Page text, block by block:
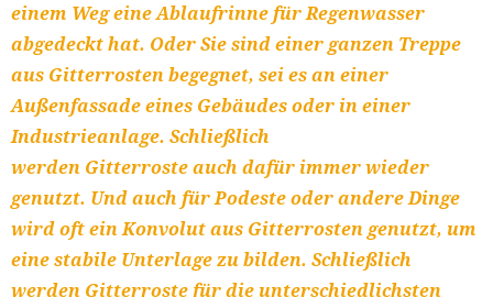
einem Weg eine Ablaufrinne für Regenwasser
abgedeckt hat. Oder Sie sind einer ganzen Treppe
aus Gitterrosten begegnet, sei es an einer
Außenfassade eines Gebäudes oder in einer
Industrieanlage. Schließlich
werden Gitterroste auch dafür immer wieder
genutzt. Und auch für Podeste oder andere Dinge
wird oft ein Konvolut aus Gitterrosten genutzt, um
eine stabile Unterlage zu bilden. Schließlich
werden Gitterroste für die unterschiedlichsten